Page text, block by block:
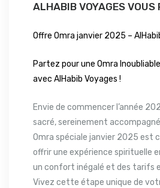
ALHABIB VOYAGES VOUS
Offre Omra janvier 2025 –
Partez pour une Omra
avec AlHabib Voyages !
Envie de commencer l’année
sacré, sereinement
Omra spéciale janvier 2025 est
offrir une expérience spirituelle
un confort inégalé et des tarifs
Vivez cette étape unique de